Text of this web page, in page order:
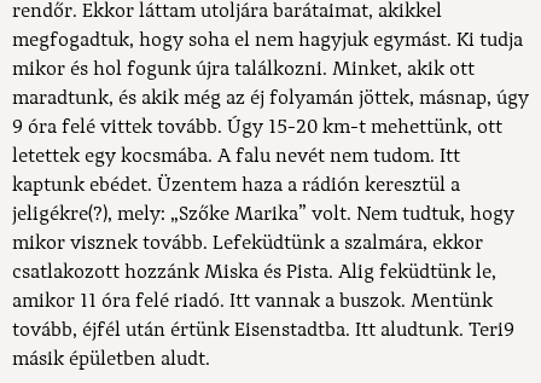
rendőr. Ekkor láttam utoljára barátaimat, akikkel
megfogadtuk, hogy soha el nem hagyjuk egymást. Ki tudja
mikor és hol fogunk újra találkozni. Minket, akik ott
maradtunk, és akik még az éj folyamán jöttek, másnap, úgy
9 óra felé vittek tovább. Úgy 15-20 km-t mehettünk, ott
letettek egy kocsmába. A falu nevét nem tudom. Itt
kaptunk ebédet. Üzentem haza a rádión keresztül a
jeligékre(?), mely: „Szőke Marika” volt. Nem tudtuk, hogy
mikor visznek tovább. Lefeküdtünk a szalmára, ekkor
csatlakozott hozzánk Miska és Pista. Alig feküdtünk le,
amikor 11 óra felé riadó. Itt vannak a buszok. Mentünk
tovább, éjfél után értünk Eisenstadtba. Itt aludtunk. Teri9
másik épületben aludt.